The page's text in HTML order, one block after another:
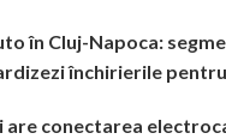
în Cluj-Napoca:
închirierile
are conectarea